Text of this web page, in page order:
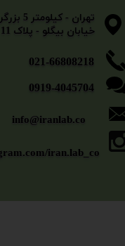
​​​​​021-66808218
0919-4045704
​​​​​​​تهران
خیابان بیگلو - پلاک 11
info@iranlab.co
iran.lab_co